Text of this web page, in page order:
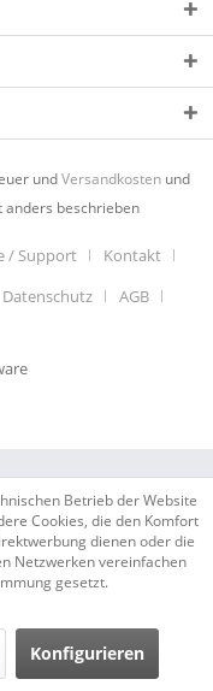
undVersandkostenund
anders beschrieben
/ Support
Kontakt
Datenschutz
AGB
Betrieb der Website
Cookies, die den Komfort
dienen oder die
Netzwerken vereinfachen
gesetzt.
Konfigurieren